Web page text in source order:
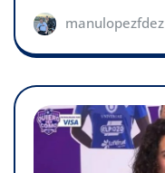
manulopezfdez